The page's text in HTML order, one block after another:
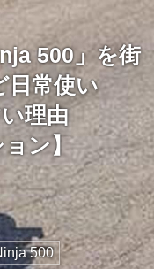
500」を街
日常使い
理由
ン】
500